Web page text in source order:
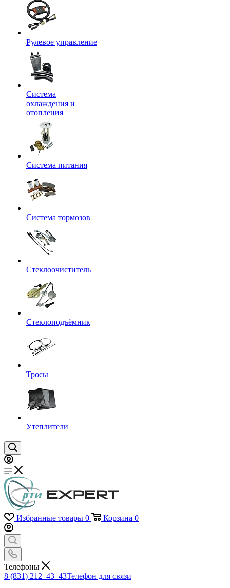
Рулевое управление
Система
охлаждения и
отопления
Система питания
Система тормозов
Стеклоочиститель
Стеклоподъёмник
Тросы
Утеплители
Избранные товары 0 Корзина 0
Телефоны
8 (831) 212–43–43Телефон для связи